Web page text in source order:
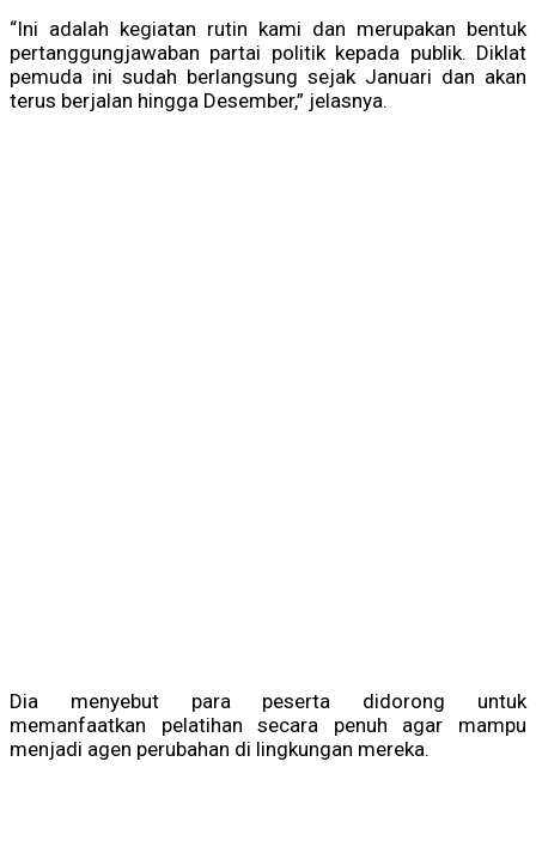
“Ini adalah kegiatan rutin kami dan merupakan bentuk
pertanggungjawaban partai politik kepada publik. Diklat
pemuda ini sudah berlangsung sejak Januari dan akan
terus berjalan hingga Desember,” jelasnya.
Dia menyebut para peserta didorong untuk
memanfaatkan pelatihan secara penuh agar mampu
menjadi agen perubahan di lingkungan mereka.